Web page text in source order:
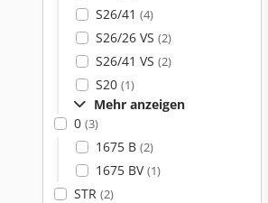
S26/41 (4)
S26/26 VS (2)
S26/41 VS (2)
S20 (1)
Mehr anzeigen
0 (3)
1675 B (2)
1675 BV(1)
STR (2)